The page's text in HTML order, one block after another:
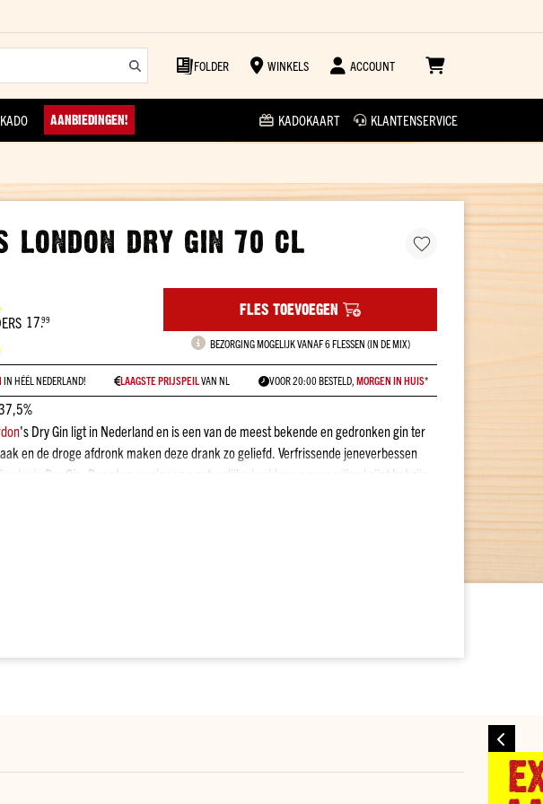
FOLDER WINKELS ACCOUNT
KADO AANBIEDINGEN! KADOKAART KLANTENSERVICE
LONDON DRY GIN 70 CL
17.99 FLES TOEVOEGEN
BEZORGING MOGELIJK VANAF 6 FLESSEN (IN DE MIX)
IN HÉÉL NEDERLAND! LAAGSTE PRIJSPEILVAN NL VOOR 20:00 BESTELD, MORGEN IN HUIS*
's Dry Gin ligt in Nederland en is een van de meest bekende en gedronken gin ter
en de droge afdronk maken deze drank zo geliefd. Verfrissende jeneverbessen
Dry Gin. Door toevoeging van natuurlijke kruiden en specerijen krijgt het zijn